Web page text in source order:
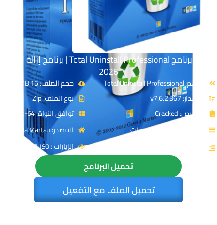
تحميل برنامج Total Uninstall Professional | برنامج إزالة البرامج
2026
الاسم: Total Uninstall Professional
الإصدار: v7.6.2.367
الترخيص: Cracked
القسم: الصيانة والتعريفات
حجم الملف: 15 MB
نوع الملف: Zip
توافق النواة: 64-Bit
المصدر: Gavrila Martau
الزيارات : 3190
تحميل البرنامج
تحميل الملف مع التفعيل